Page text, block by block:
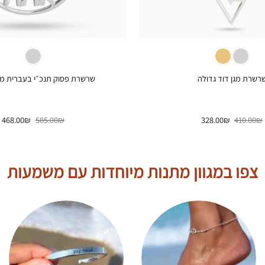
מגן דוד גדולה
410.00₪ המחיר
328.00₪ המחיר
שרשרת פסוק תנכ״י בעברית
585.00₪ המחיר
468.00₪
צפו במגוון מתנות מיוחדות עם משמעות